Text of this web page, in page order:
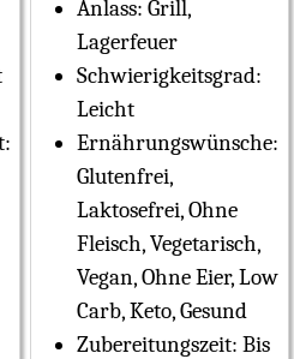
Anlass: Grill,
Lagerfeuer
Schwierigkeitsgrad:
Leicht
Ernährungswünsche:
Glutenfrei,
Laktosefrei, Ohne
Fleisch, Vegetarisch,
Vegan, Ohne Eier, Low
Carb, Keto, Gesund
Zubereitungszeit: Bis